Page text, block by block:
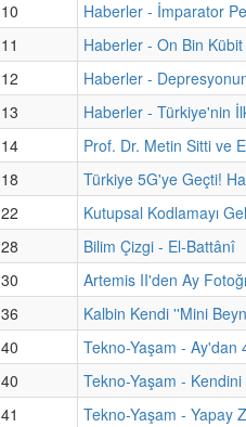
10
Haberler - İmparator
11
Haberler - On Bin
12
Haberler -
13
Haberler - Türkiye'nin
14
Prof. Dr. Metin Sitti ve
18
Türkiye 5G'ye Geçti!
22
Kutupsal Kodlamayı
28
Bilim Çizgi - El-Battânî
30
Artemis II'den Ay
36
Kalbin Kendi ''Mini
40
Tekno-Yaşam - Ay'dan
40
Tekno-Yaşam -
41
Tekno-Yaşam - Yapay